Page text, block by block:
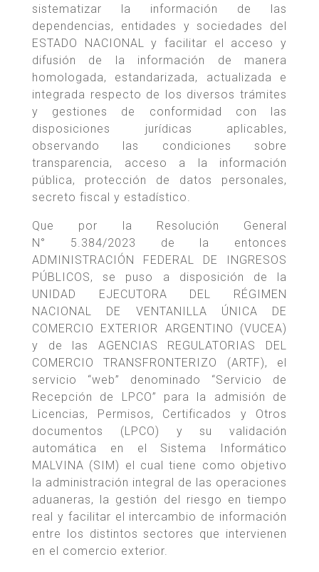
sistematizar la información de las
dependencias, entidades y sociedades del
ESTADO NACIONAL y facilitar el acceso y
difusión de la información de manera
homologada, estandarizada, actualizada e
integrada respecto de los diversos trámites
y gestiones de conformidad con las
disposiciones jurídicas aplicables,
observando las condiciones sobre
transparencia, acceso a la información
pública, protección de datos personales,
secreto fiscal y estadístico.
Que por la Resolución General
N° 5.384/2023 de la entonces
ADMINISTRACIÓN FEDERAL DE INGRESOS
PÚBLICOS, se puso a disposición de la
UNIDAD EJECUTORA DEL RÉGIMEN
NACIONAL DE VENTANILLA ÚNICA DE
COMERCIO EXTERIOR ARGENTINO (VUCEA)
y de las AGENCIAS REGULATORIAS DEL
COMERCIO TRANSFRONTERIZO (ARTF), el
servicio “web” denominado “Servicio de
Recepción de LPCO” para la admisión de
Licencias, Permisos, Certificados y Otros
documentos (LPCO) y su validación
automática en el Sistema Informático
MALVINA (SIM) el cual tiene como objetivo
la administración integral de las operaciones
aduaneras, la gestión del riesgo en tiempo
real y facilitar el intercambio de información
entre los distintos sectores que intervienen
en el comercio exterior.